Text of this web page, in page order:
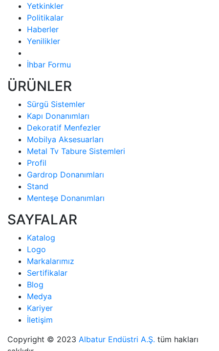
Yetkinkler
Politikalar
Haberler
Yenilikler
İhbar Formu
ÜRÜNLER
Sürgü Sistemler
Kapı Donanımları
Dekoratif Menfezler
Mobilya Aksesuarları
Metal Tv Tabure Sistemleri
Profil
Gardrop Donanımları
Stand
Menteşe Donanımları
SAYFALAR
Katalog
Logo
Markalarımız
Sertifikalar
Blog
Medya
Kariyer
İletişim
Copyright © 2023 Albatur Endüstri A.Ş. tüm hakları